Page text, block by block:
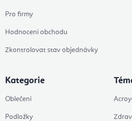
Pro firmy
Hodnocení obchodu
Zkontrolovat stav objednávky
Kategorie
Oblečení
Podložky